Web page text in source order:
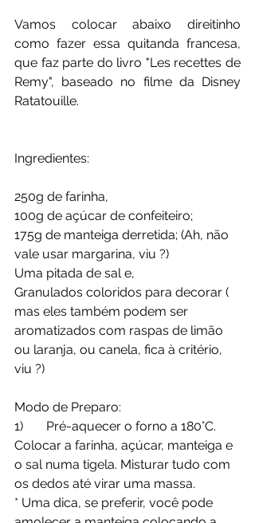
Vamos colocar abaixo direitinho
como fazer essa quitanda francesa,
que faz parte do livro "Les recettes de
Remy", baseado no filme da Disney
Ratatouille.
Ingredientes:
250g de farinha,
100g de açúcar de confeiteiro;
175g de manteiga derretida; (Ah, não
vale usar margarina, viu ?)
Uma pitada de sal e,
Granulados coloridos para decorar (
mas eles também podem ser
aromatizados com raspas de limão
ou laranja, ou canela, fica à critério,
viu ?)
Modo de Preparo:
1)	Pré-aquecer o forno a 180°C.
Colocar a farinha, açúcar, manteiga e
o sal numa tigela. Misturar tudo com
os dedos até virar uma massa.
* Uma dica, se preferir, você pode